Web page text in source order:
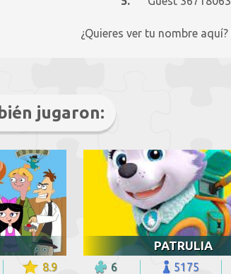
¿Quieres ver tu nombre aquí?
jugaron:
8.9
PATRULIA
6 5175